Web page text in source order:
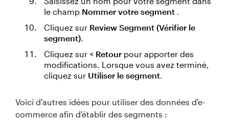
le champ Nommer votre segment .
Cliquez sur Review Segment (Vérifier le
segment).
Cliquez sur < Retour pour apporter des
modifications. Lorsque vous avez terminé,
cliquez sur Utiliser le segment.
Voici d'autres idées pour utiliser des données d'e-
commerce afin d'établir des segments :